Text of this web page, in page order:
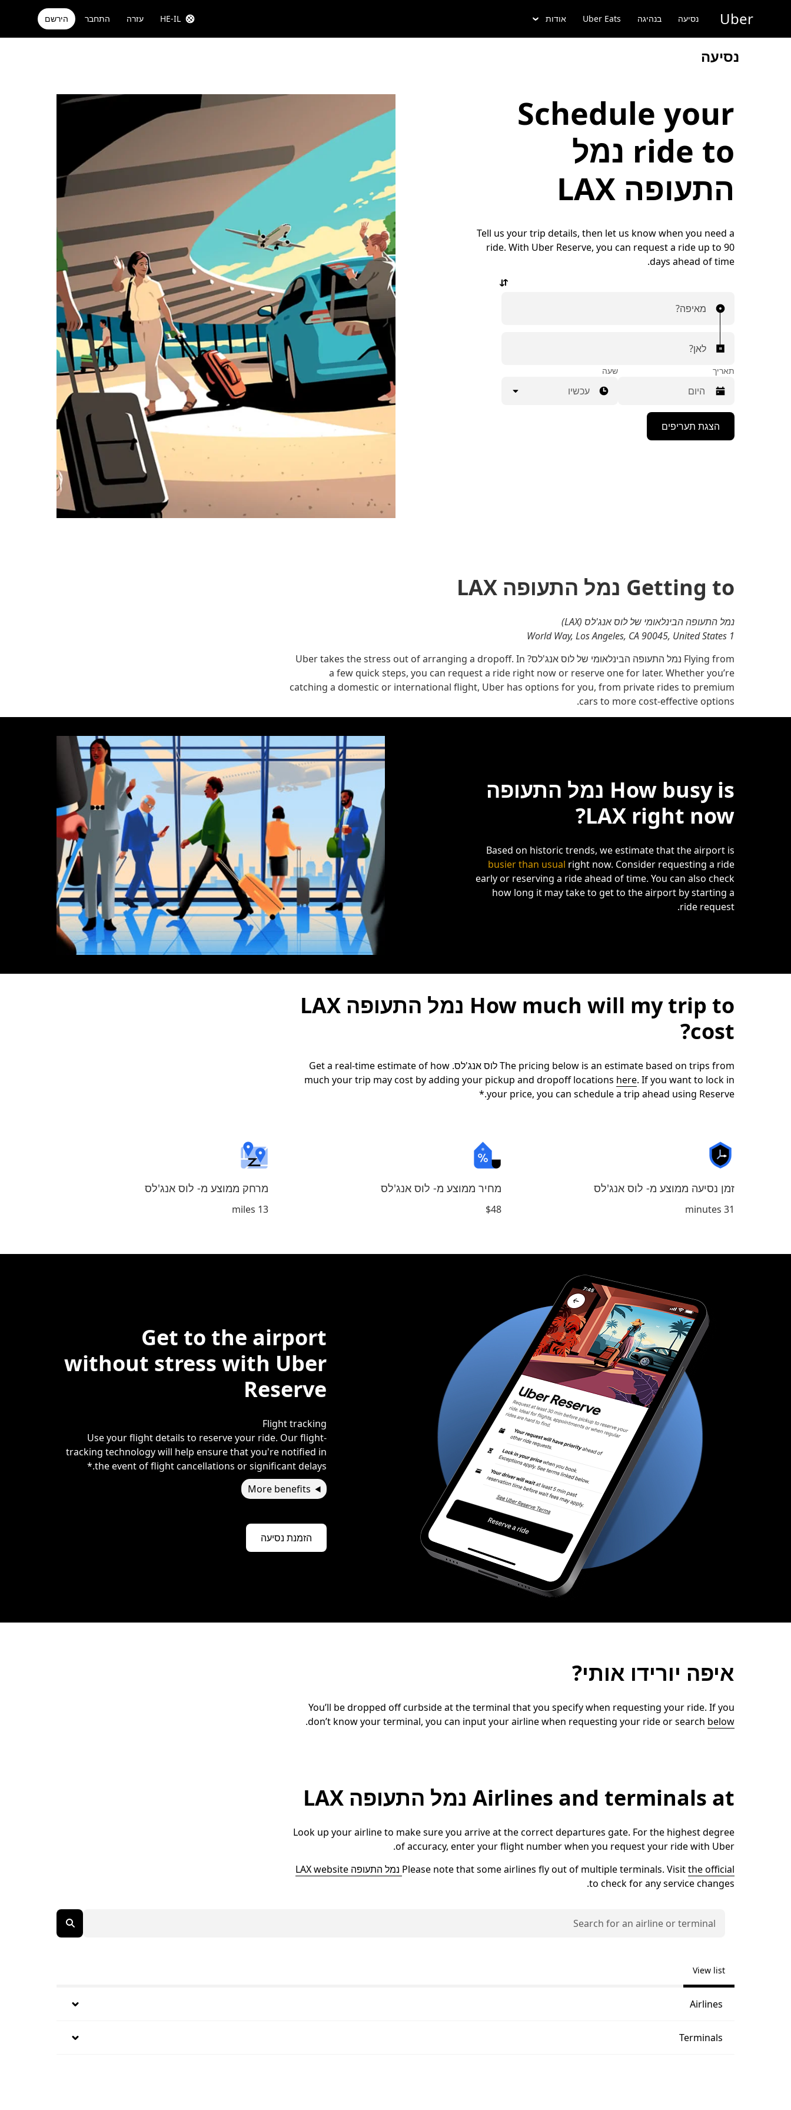
Uber נסיעה בנהיגה Uber Eats אודות HE-IL עזרה התחבר הירשם
נסיעה
Schedule your
ride to נמל
התעופה LAX
Tell us your trip details, then let us know when you need a
ride. With Uber Reserve, you can request a ride up to 90
days ahead of time.
מאיפה?
לאן?
תאריך
יש
ללחוץ
על
המקש
לסגור
את
לוח
שעה
עכשיו
הצגת תעריפים
Getting to נמל התעופה LAX
נמל התעופה הבינלאומי של לוס אנג'לס (LAX)
1 World Way, Los Angeles, CA 90045, United States
Flying from נמל התעופה הבינלאומי של לוס אנג'לס? Uber takes the stress out of arranging a dropoff. In
a few quick steps, you can request a ride right now or reserve one for later. Whether you’re
catching a domestic or international flight, Uber has options for you, from private rides to premium
cars to more cost-effective options.
How busy is נמל התעופה
LAX right now?
Based on historic trends, we estimate that the airport is
busier than usual right now. Consider requesting a ride
early or reserving a ride ahead of time. You can also check
how long it may take to get to the airport by starting a
ride request.
How much will my trip to נמל התעופה LAX
cost?
The pricing below is an estimate based on trips from לוס אנג'לס. Get a real-time estimate of how
much your trip may cost by adding your pickup and dropoff locations here. If you want to lock in
your price, you can schedule a trip ahead using Reserve.*
זמן נסיעה ממוצע מ- לוס אנג'לס
31 minutes
מחיר ממוצע מ- לוס אנג'לס
$48
מרחק ממוצע מ- לוס אנג'לס
13 miles
Get to the airport
without stress with Uber
Reserve
Flight tracking
Use your flight details to reserve your ride. Our flight-
tracking technology will help ensure that you're notified in
the event of flight cancellations or significant delays.*
More benefits
הזמנת נסיעה
איפה יורידו אותי?
You’ll be dropped off curbside at the terminal that you specify when requesting your ride. If you
don’t know your terminal, you can input your airline when requesting your ride or search below
.
Airlines and terminals at נמל התעופה LAX
Look up your airline to make sure you arrive at the correct departures gate. For the highest degree
of accuracy, enter your flight number when you request your ride with Uber.
Please note that some airlines fly out of multiple terminals. Visitthe official נמל התעופה LAX website
to check for any service changes.
View list
Airlines
Terminals